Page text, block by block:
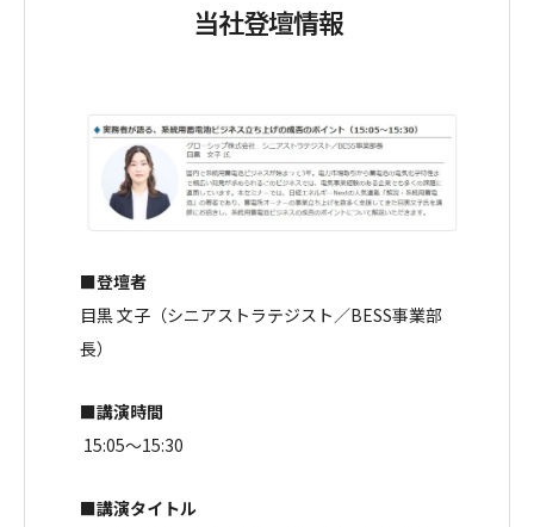
当社登壇情報
■登壇者
目黒 文子（シニアストラテジスト／BESS事業部
長）
■講演時間
15:05〜15:30
■講演タイトル